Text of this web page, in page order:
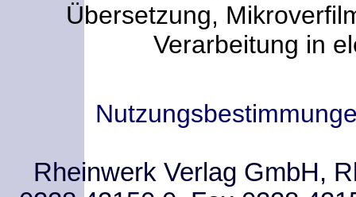
Übersetzung,
Verarbeitung in
Rheinwerk Verlag GmbH,